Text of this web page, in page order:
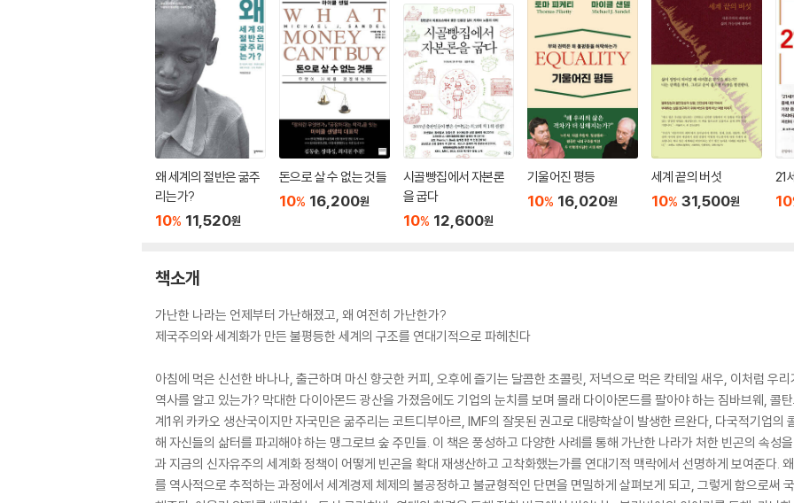
왜 세계의 절반은 굶주
리는가?
10% 11,520원
돈으로 살 수 없는 것들
10% 16,200원
시골빵집에서 자본론
을 굽다
10% 12,600원
기울어진 평등
10% 16,020원
세계 끝의 버섯
10% 31,500원
21
10
책소개
가난한 나라는 언제부터 가난해졌고, 왜 여전히 가난한가?
제국주의와 세계화가 만든 불평등한 세계의 구조를 연대기적으로 파헤친다
아침에 먹은 신선한 바나나, 출근하며 마신 향긋한 커피, 오후에 즐기는 달콤한 초콜릿, 저녁으로 먹은 칵테일 새우, 이처럼 우
역사를 알고 있는가? 막대한 다이아몬드 광산을 가졌음에도 기업의 눈치를 보며 몰래 다이아몬드를 팔아야 하는 짐바브웨, 콜
계1위 카카오 생산국이지만 자국민은 굶주리는 코트디부아르, IMF의 잘못된 권고로 대량학살이 발생한 르완다, 다국적기업의
해 자신들의 삶터를 파괴해야 하는 맹그로브 숲 주민들. 이 책은 풍성하고 다양한 사례를 통해 가난한 나라가 처한 빈곤의 속성
과 지금의 신자유주의 세계화 정책이 어떻게 빈곤을 확대 재생산하고 고착화했는가를 연대기적 맥락에서 선명하게 보여준다.
를 역사적으로 추적하는 과정에서 세계경제 체제의 불공정하고 불균형적인 단면을 면밀하게 살펴보게 되고, 그렇게 함으로써